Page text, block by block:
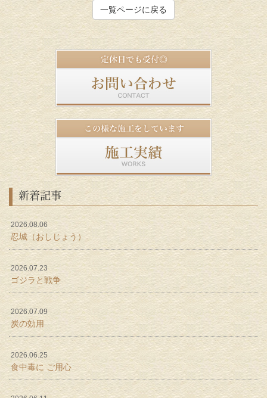
一覧ページに戻る
新着記事
2026.08.06
忍城（おしじょう）
2026.07.23
ゴジラと戦争
2026.07.09
炭の効用
2026.06.25
食中毒に ご用心